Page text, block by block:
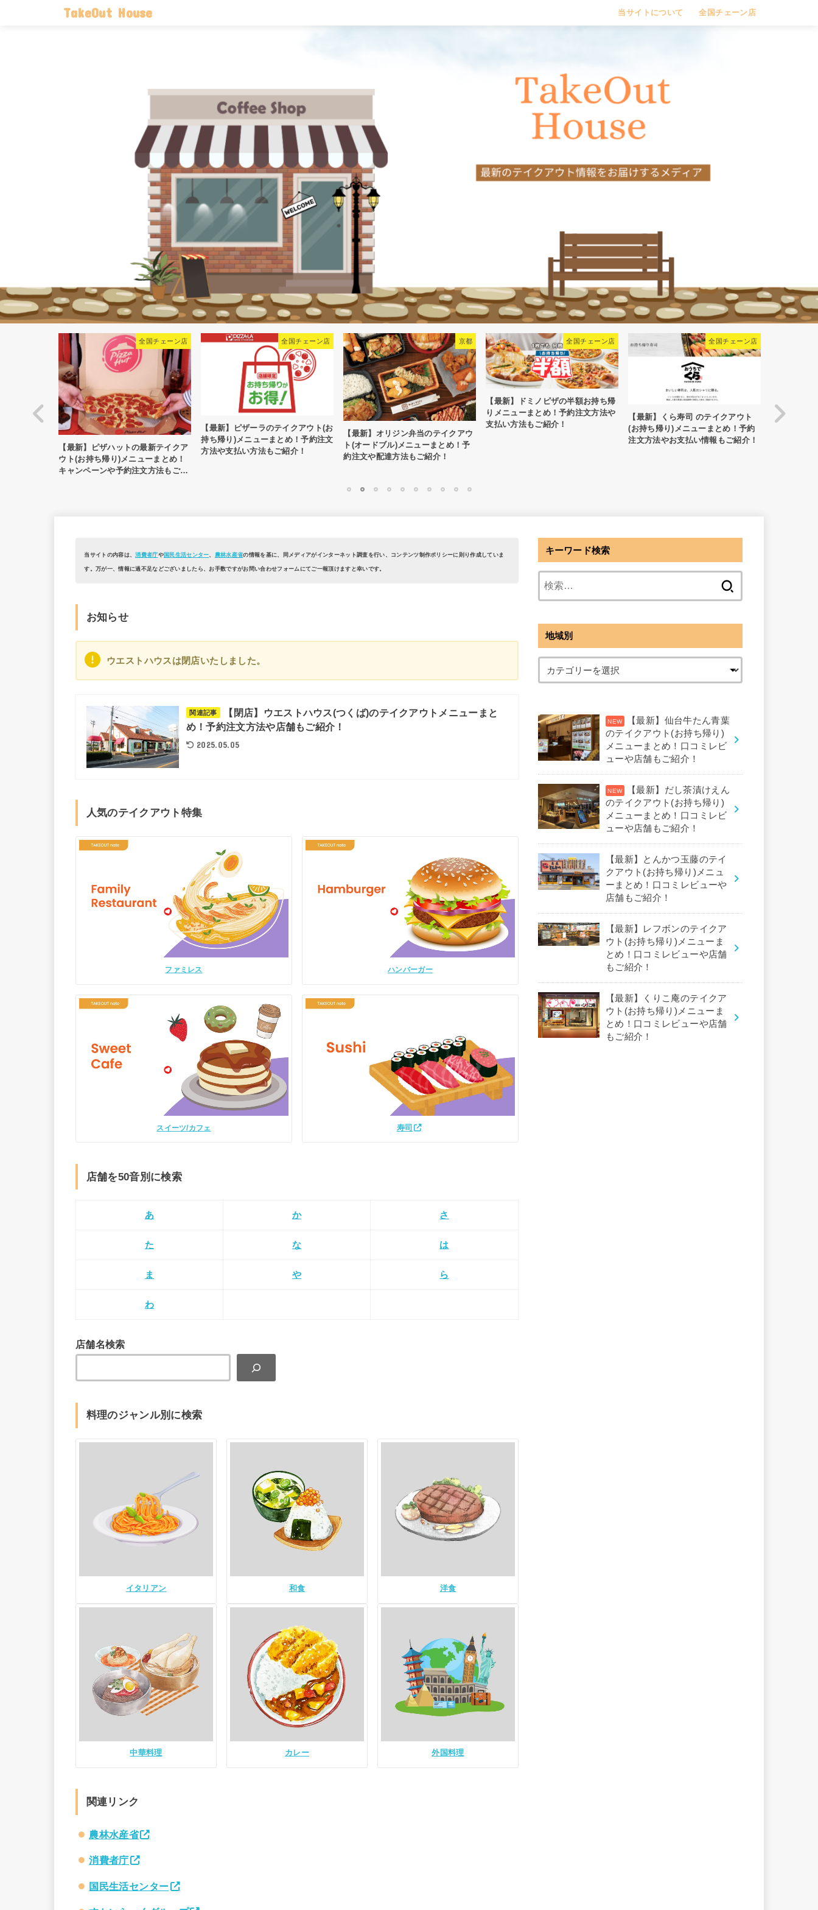
TakeOut House 当サイトについて 全国チェーン店
全国チェーン店
【最新】ピザハットの最新テイクア
ウト(お持ち帰り)メニューまとめ！
キャンペーンや予約注文方法もご紹
全国チェーン店
【最新】ピザーラのテイクアウト(お
持ち帰り)メニューまとめ！予約注文
方法や支払い方法もご紹介！
京都
【最新】オリジン弁当のテイクアウ
ト(オードブル)メニューまとめ！予
約注文や配達方法もご紹介！
全国チェーン店
【最新】ドミノピザの半額お持ち帰
りメニューまとめ！予約注文方法や
支払い方法もご紹介！
全国チェーン店
【最新】くら寿司 のテイクアウト
(お持ち帰り)メニューまとめ！予約
注文方法やお支払い情報もご紹介！
【最新】はま寿司
持ち帰り)メニュー
方法や支払い方法
当サイトの内容は、消費者庁や国民生活センター 農林水産省の情報を基に、同メディアがインターネット調査を行い、コンテンツ制作ポリシーに則り作成していま
す。万が一、情報に過不足などございましたら、お手数ですがお問い合わせフォームにてご一報頂けますと幸いです。
お知らせ
ウエストハウスは閉店いたしました。
関連記事
【閉店】ウエストハウス(つくば)のテイクアウトメニューまと
め！予約注文方法や店舗もご紹介！
2025.05.05
人気のテイクアウト特集
ファミレス ハンバーガー
スイーツ/カフェ 寿司
店舗を50音別に検索
あ か さ
た な は
ま や ら
わ
店舗名検索
料理のジャンル別に検索
イタリアン 和食 洋食
中華料理 カレー 外国料理
関連リンク
農林水産省
消費者庁
国民生活センター
キーワード検索
地域別
【最新】仙台牛たん青葉
のテイクアウト(お持ち帰り)
メニューまとめ！口コミレビ
ューや店舗もご紹介！
【最新】だし茶漬けえん
のテイクアウト(お持ち帰り)
メニューまとめ！口コミレビ
ューや店舗もご紹介！
【最新】とんかつ玉藤のテイ
クアウト(お持ち帰り)メニュ
ーまとめ！口コミレビューや
店舗もご紹介！
【最新】レフボンのテイクア
ウト(お持ち帰り)メニューま
とめ！口コミレビューや店舗
もご紹介！
【最新】くりこ庵のテイクア
ウト(お持ち帰り)メニューま
とめ！口コミレビューや店舗
もご紹介！